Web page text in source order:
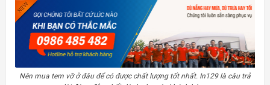
Nên mua tem vỡ ở đâu để có được chất lượng tốt nhất. In129 là câu trả